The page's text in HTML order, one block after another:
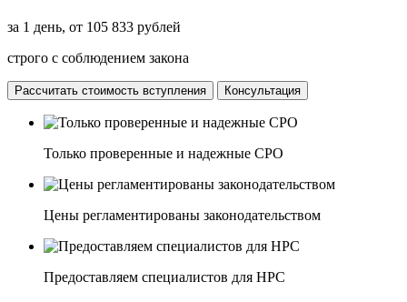
за 1 день, от 105 833 рублей
строго с соблюдением закона
Рассчитать стоимость вступления Консультация
Только проверенные и надежные СРО
Цены регламентированы законодательством
Предоставляем специалистов для НРС